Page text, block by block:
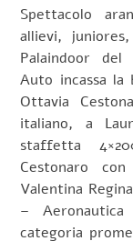
Spettacolo
allievi,
Palaindoor del
Auto incassa la
Ottavia
italiano, a
staffetta
Cestonaro
Valentina
–
categoria